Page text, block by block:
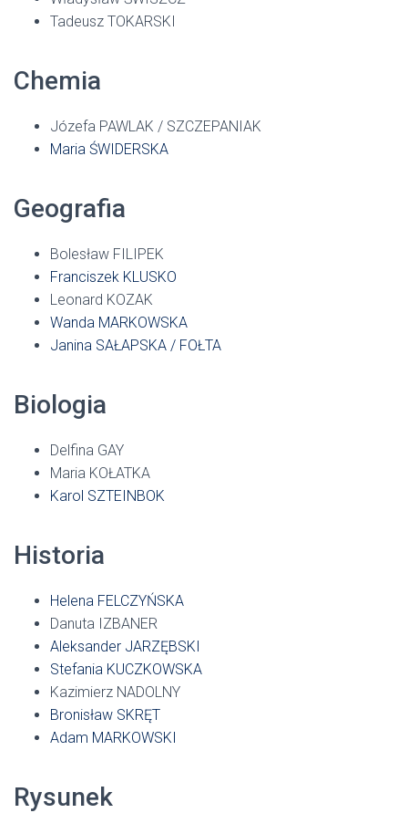
Tadeusz TOKARSKI
Chemia
Józefa PAWLAK / SZCZEPANIAK
Maria ŚWIDERSKA
Geografia
Bolesław FILIPEK
Franciszek KLUSKO
Leonard KOZAK
Wanda MARKOWSKA
Janina SAŁAPSKA / FOŁTA
Biologia
Delfina GAY
Maria KOŁATKA
Karol SZTEINBOK
Historia
Helena FELCZYŃSKA
Danuta IZBANER
Aleksander JARZĘBSKI
Stefania KUCZKOWSKA
Kazimierz NADOLNY
Bronisław SKRĘT
Adam MARKOWSKI
Rysunek